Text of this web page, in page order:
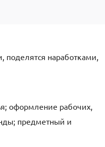
поделятся наработками,
оформление рабочих,
предметный и